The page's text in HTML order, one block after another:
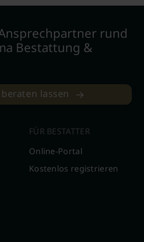
rund
Bestattung &
beraten lassen
FÜR BESTATTER
Online-Portal
Kostenlos registrieren